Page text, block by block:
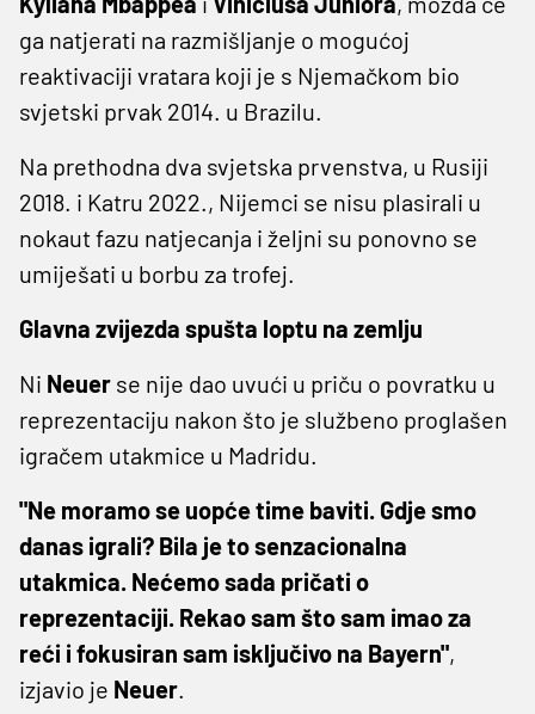
ga natjerati na razmišljanje o mogućoj
reaktivaciji vratara koji je s Njemačkom bio
svjetski prvak 2014. u Brazilu.
Na prethodna dva svjetska prvenstva, u Rusiji
2018. i Katru 2022., Nijemci se nisu plasirali u
nokaut fazu natjecanja i željni su ponovno se
umiješati u borbu za trofej.
Glavna zvijezda spušta loptu na zemlju
Ni Neuer se nije dao uvući u priču o povratku u
reprezentaciju nakon što je službeno proglašen
igračem utakmice u Madridu.
"Ne moramo se uopće time baviti. Gdje smo
danas igrali? Bila je to senzacionalna
utakmica. Nećemo sada pričati o
reprezentaciji. Rekao sam što sam imao za
reći i fokusiran sam isključivo na Bayern",
izjavio je Neuer.